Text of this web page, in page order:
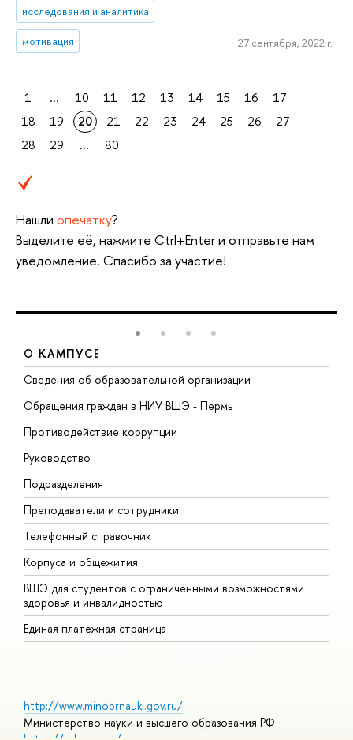
исследования и аналитика
мотивация 27 сентября, 2022 г.
1 ... 10 11 12 13 14 15 16
17
18
19 20 21 22 23 24 25 26
27
28
29 ... 80
Нашли опечатку?
Выделите её, нажмите Ctrl+Enter и отправьте нам
уведомление. Спасибо за участие!
О КАМПУСЕ
Сведения об образовательной организации
Обращения граждан в НИУ ВШЭ - Пермь
Противодействие коррупции
Руководство
Подразделения
Преподаватели и сотрудники
Телефонный справочник
Корпуса и общежития
ВШЭ для студентов с ограниченными возможностями
здоровья и инвалидностью
Единая платежная страница
http://www.minobrnauki.gov.ru/
Министерство науки и высшего образования РФ